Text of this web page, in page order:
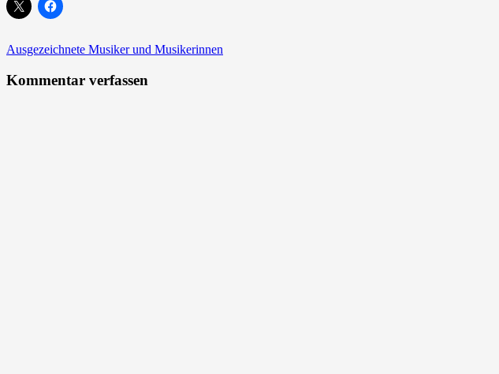
Beitragsnavigation
Ausgezeichnete Musiker und Musikerinnen
Kommentar verfassen